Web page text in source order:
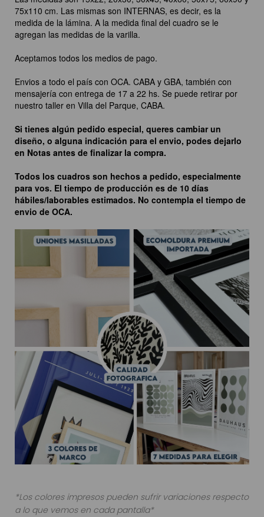
75x110 cm. Las mismas son INTERNAS, es decir, es la
medida de la lámina. A la medida final del cuadro se le
agregan las medidas de la varilla.
Aceptamos todos los medios de pago.
Envios a todo el país con OCA. CABA y GBA, también con
mensajería con entrega de 17 a 22 hs. Se puede retirar por
nuestro taller en Villa del Parque, CABA.
Si tienes algún pedido especial, queres cambiar un
diseño, o alguna indicación para el envio, podes dejarlo
en Notas antes de finalizar la compra.
Todos los cuadros son hechos a pedido, especialmente
para vos. El tiempo de producción es de 10 días
hábiles/laborables estimados. No contempla el tiempo de
envio de OCA.
*Los colores impresos pueden sufrir variaciones respecto
a lo que vemos en cada pantalla*